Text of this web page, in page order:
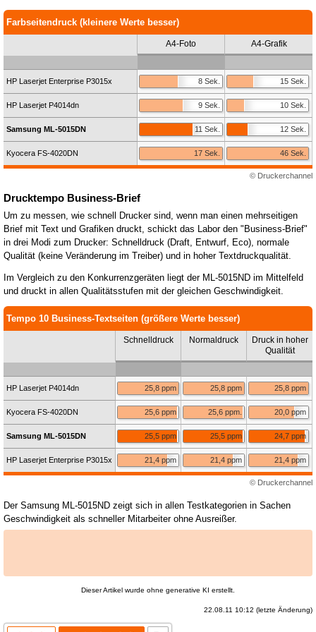
Farbseitendruck (kleinere Werte besser)
A4-Foto A4-Grafik
HP Laserjet Enterprise P3015x 8 Sek. 15 Sek.
HP Laserjet P4014dn 9 Sek. 10 Sek.
Samsung ML-5015DN 11 Sek. 12 Sek.
Kyocera FS-4020DN 17 Sek. 46 Sek.
© Druckerchannel
Drucktempo Business-Brief
Um zu messen, wie schnell Drucker sind, wenn man einen mehrseitigen
Brief mit Text und Grafiken druckt, schickt das Labor den "Business-Brief"
in drei Modi zum Drucker: Schnelldruck (Draft, Entwurf, Eco), normale
Qualität (keine Veränderung im Treiber) und in hoher Textdruckqualität.
Im Vergleich zu den Konkurrenzgeräten liegt der ML-5015ND im Mittelfeld
und druckt in allen Qualitätsstufen mit der gleichen Geschwindigkeit.
Tempo 10 Business-Textseiten (größere Werte besser)
Schnelldruck Normaldruck
Druck in hoher
Qualität
HP Laserjet P4014dn 25,8 ppm 25,8 ppm 25,8 ppm
Kyocera FS-4020DN 25,6 ppm 25,6 ppm. 20,0 ppm
Samsung ML-5015DN 25,5 ppm 25,5 ppm 24,7 ppm
HP Laserjet Enterprise P3015x 21,4 ppm 21,4 ppm 21,4 ppm
© Druckerchannel
Der Samsung ML-5015ND zeigt sich in allen Testkategorien in Sachen
Geschwindigkeit als schneller Mitarbeiter ohne Ausreißer.
Dieser Artikel wurde ohne generative KI erstellt.
22.08.11 10:12 (letzte Änderung)